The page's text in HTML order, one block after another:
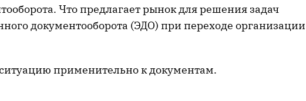
Что предлагает рынок для решения задач
документооборота (ЭДО) при переходе организации
применительно к документам.